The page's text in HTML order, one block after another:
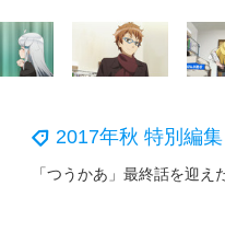
2017年秋 特別編集